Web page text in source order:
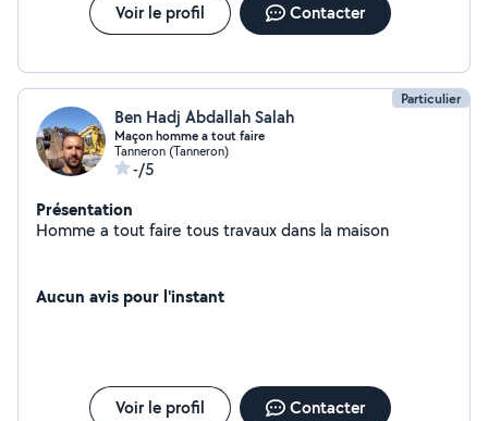
Voir le profil Contacter
Particulier
Ben Hadj Abdallah Salah
Maçon homme a tout faire
Tanneron (Tanneron)
-/5
Présentation
Homme a tout faire tous travaux dans la maison
Aucun avis pour l'instant
Voir le profil Contacter